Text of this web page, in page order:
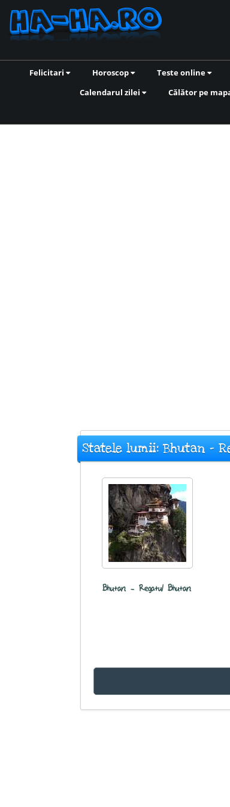
Felicitari Horoscop Teste online
Calendarul zilei
Călător pe
Statele lumii: Bhutan -
Bhutan - Regatul Bhutan